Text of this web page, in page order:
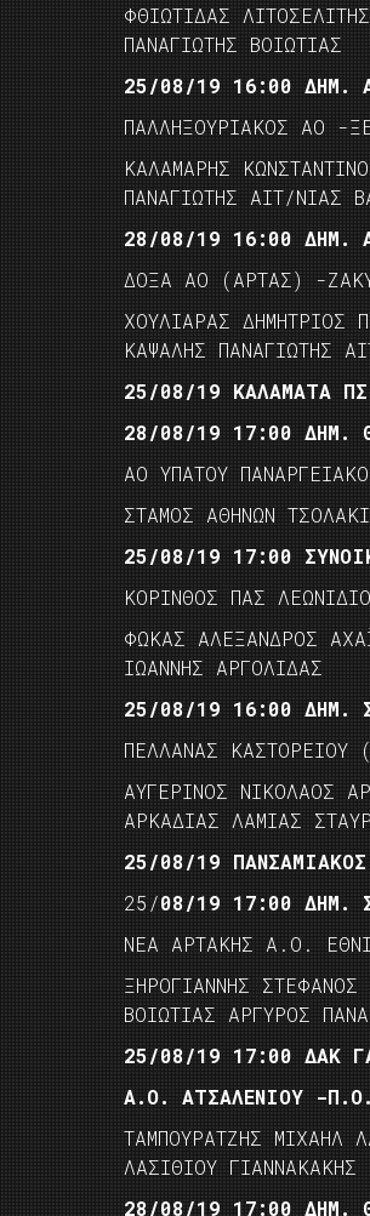
ΦΘΙΩΤΙΔΑΣ
ΠΑΝΑΓΙΩΤΗΣ ΒΟΙΩΤΙΑΣ
25/08/19 16:00 ΔΗΜ.
ΠΑΛΛΗΞΟΥΡΙΑΚΟΣ ΑΟ -
ΚΑΛΑΜΑΡΗΣ
ΠΑΝΑΓΙΩΤΗΣ ΑΙΤ/ΝΙΑΣ
28/08/19 16:00 ΔΗΜ.
ΔΟΞΑ ΑΟ (ΑΡΤΑΣ) -
ΧΟΥΛΙΑΡΑΣ ΔΗΜΗΤΡΙΟΣ
ΚΑΨΑΛΗΣ ΠΑΝΑΓΙΩΤΗΣ
25/08/19 ΚΑΛΑΜΑΤΑ ΠΣ
28/08/19 17:00 ΔΗΜ.
ΑΟ ΥΠΑΤΟΥ
ΣΤΑΜΟΣ ΑΘΗΝΩΝ
25/08/19 17:00
ΚΟΡΙΝΘΟΣ ΠΑΣ
ΦΩΚΑΣ ΑΛΕΞΑΝΔΡΟΣ
ΙΩΑΝΝΗΣ ΑΡΓΟΛΙΔΑΣ
25/08/19 16:00 ΔΗΜ.
ΠΕΛΛΑΝΑΣ
ΑΥΓΕΡΙΝΟΣ ΝΙΚΟΛΑΟΣ
ΑΡΚΑΔΙΑΣ ΛΑΜΙΑΣ
25/08/19
25/08/19 17:00 ΔΗΜ.
ΝΕΑ ΑΡΤΑΚΗΣ Α.Ο.
ΞΗΡΟΓΙΑΝΝΗΣ
ΒΟΙΩΤΙΑΣ ΑΡΓΥΡΟΣ
25/08/19 17:00 ΔΑΚ
Α.Ο. ΑΤΣΑΛΕΝΙΟΥ -Π.Ο.
ΤΑΜΠΟΥΡΑΤΖΗΣ ΜΙΧΑΗΛ
ΛΑΣΙΘΙΟΥ ΓΙΑΝΝΑΚΑΚΗΣ
28/08/19 17:00 ΔΗΜ.